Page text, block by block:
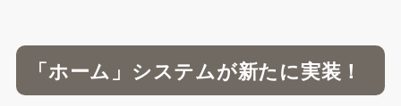
「ホーム」システムが新たに実装！